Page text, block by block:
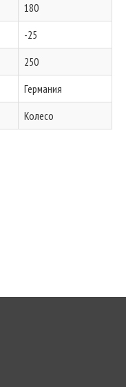
180
-25
250
Германия
Колесо